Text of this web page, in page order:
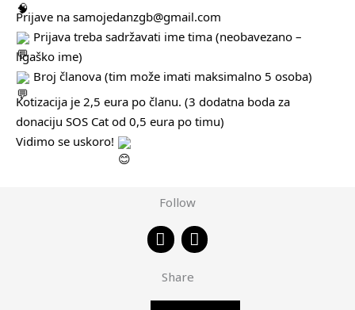
Prijave na samojedanzgb@gmail.com
Prijava treba sadržavati ime tima (neobavezano –
ligaško ime)
Broj članova (tim može imati maksimalno 5 osoba)
Kotizacija je 2,5 eura po članu. (3 dodatna boda za
donaciju SOS Cat od 0,5 eura po timu)
Vidimo se uskoro!
Follow
F
a
e
b
I
n
t
a
Share